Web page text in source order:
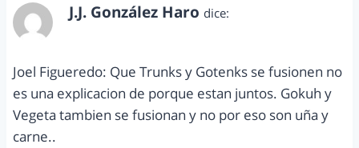
J.J. González Haro dice:
Joel Figueredo: Que Trunks y Gotenks se fusionen no
es una explicacion de porque estan juntos. Gokuh y
Vegeta tambien se fusionan y no por eso son uña y
carne..